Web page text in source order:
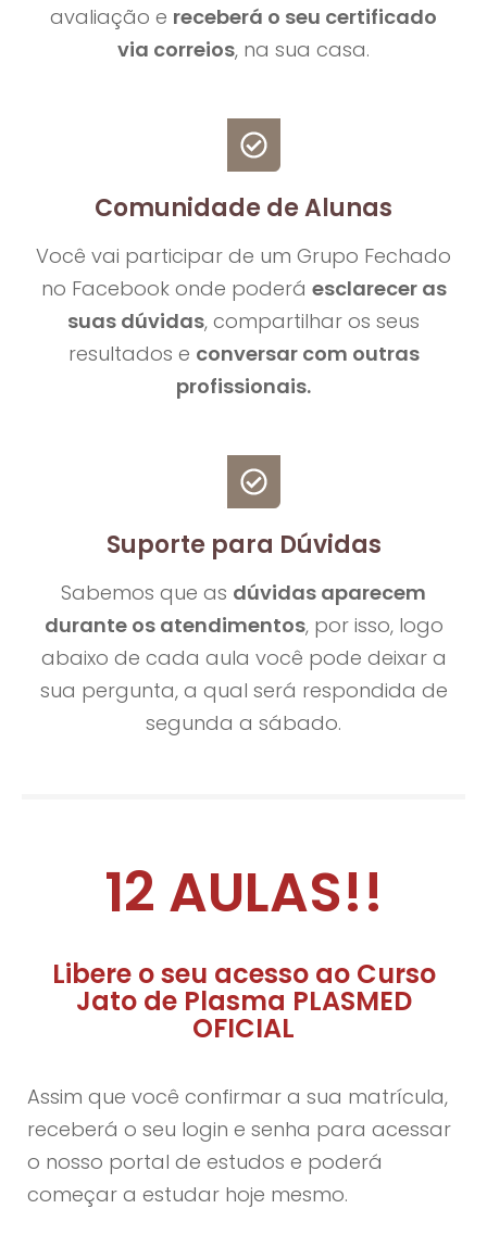
avaliação e receberá o seu certificado
via correios, na sua casa.
Comunidade de Alunas
Você vai participar de um Grupo Fechado
no Facebook onde poderá esclarecer as
suas dúvidas, compartilhar os seus
resultados e conversar com outras
profissionais.
Suporte para Dúvidas
Sabemos que as dúvidas aparecem
durante os atendimentos, por isso, logo
abaixo de cada aula você pode deixar a
sua pergunta, a qual será respondida de
segunda a sábado.
12 AULAS!!
Libere o seu acesso ao Curso
Jato de Plasma PLASMED
OFICIAL
Assim que você confirmar a sua matrícula,
receberá o seu login e senha para acessar
o nosso portal de estudos e poderá
começar a estudar hoje mesmo.